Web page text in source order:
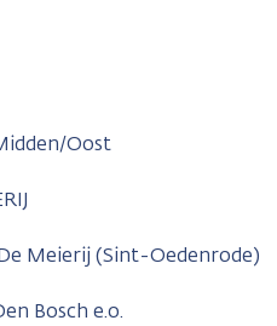
Oost
Meierij (Sint-Oedenrode)
Bosch e.o.